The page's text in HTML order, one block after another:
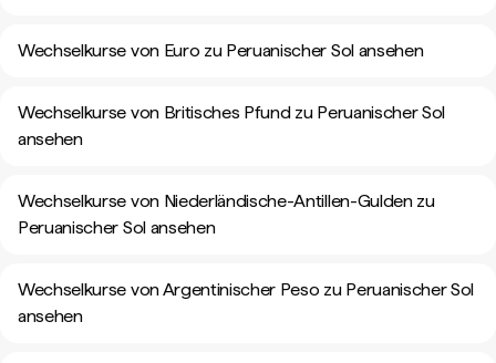
Wechselkurse von Euro zu Peruanischer Sol ansehen
Wechselkurse von Britisches Pfund zu Peruanischer Sol
ansehen
Wechselkurse von Niederländische-Antillen-Gulden zu
Peruanischer Sol ansehen
Wechselkurse von Argentinischer Peso zu Peruanischer Sol
ansehen